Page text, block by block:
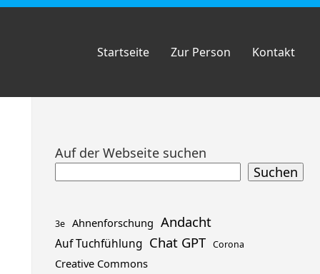
Startseite Zur Person Kontakt
Zum
Auf der Webseite suchen
Suchen
3e Ahnenforschung Andacht
Auf Tuchfühlung Chat GPT Corona
Creative Commons